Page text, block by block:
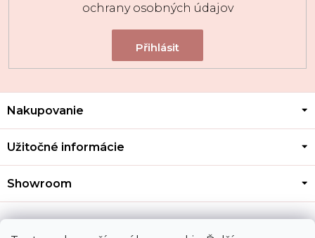
ochrany osobných údajov
Z
p
t
Nakupovanie
Užitočné informácie
Showroom
Kontakt